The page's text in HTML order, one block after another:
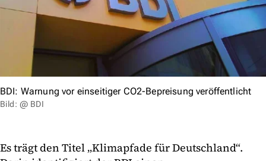
BDI: Warnung vor einseitiger CO2-Bepreisung veröffentlicht
Bild: @ BDI
Es trägt den Titel „Klimapfade für Deutschland“.